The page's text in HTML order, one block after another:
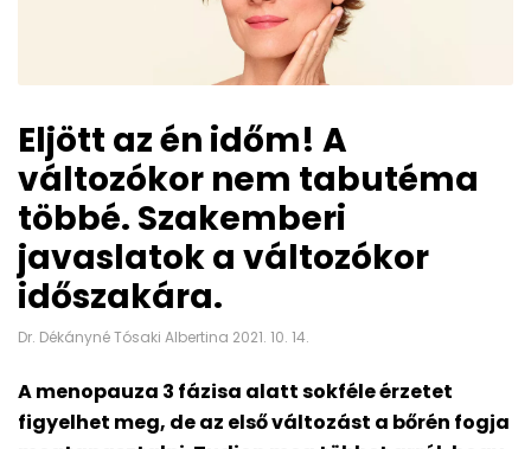
Eljött az én időm! A
változókor nem tabutéma
többé. Szakemberi
javaslatok a változókor
időszakára.
Dr. Dékányné Tósaki Albertina 2021. 10. 14.
A menopauza 3 fázisa alatt sokféle érzetet
figyelhet meg, de az első változást a bőrén fogja